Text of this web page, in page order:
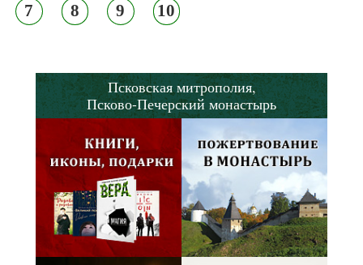
7 8 9 10
Псковская митрополия,
Псково-Печерский монастырь